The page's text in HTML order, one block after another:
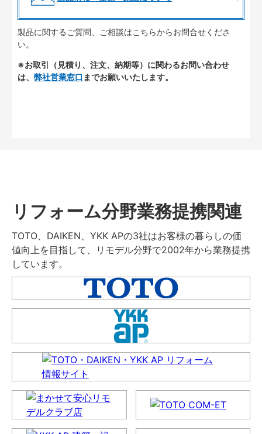
製品に関するご質問、ご相談はこちらからお問合せくださ
い。
※お取引（見積り、注文、納期等）に関わるお問い合わせ
は、 弊社営業窓口 までお願いいたします。
リフォーム分野業務提携関連
TOTO、DAIKEN、YKK APの3社はお客様の暮らしの価
値向上を目指して、リモデル分野で2002年から業務提携
しています。